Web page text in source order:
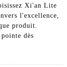
Xi'an Lite
l'excellence,
produit.
dès